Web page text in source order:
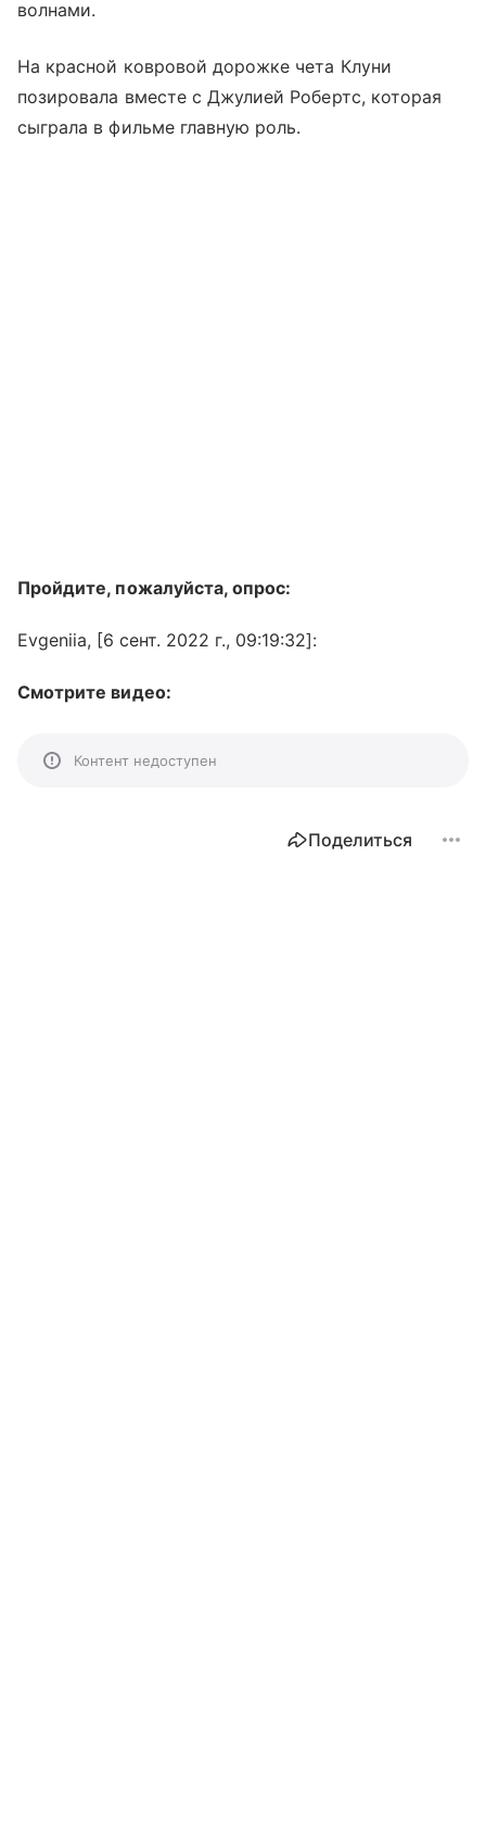
волнами.
На красной ковровой дорожке чета Клуни
позировала вместе с Джулией Робертс, которая
сыграла в фильме главную роль.
Пройдите, пожалуйста, опрос:
Evgeniia, [6 сент. 2022 г., 09:19:32]:
Смотрите видео:
Контент недоступен
Поделиться